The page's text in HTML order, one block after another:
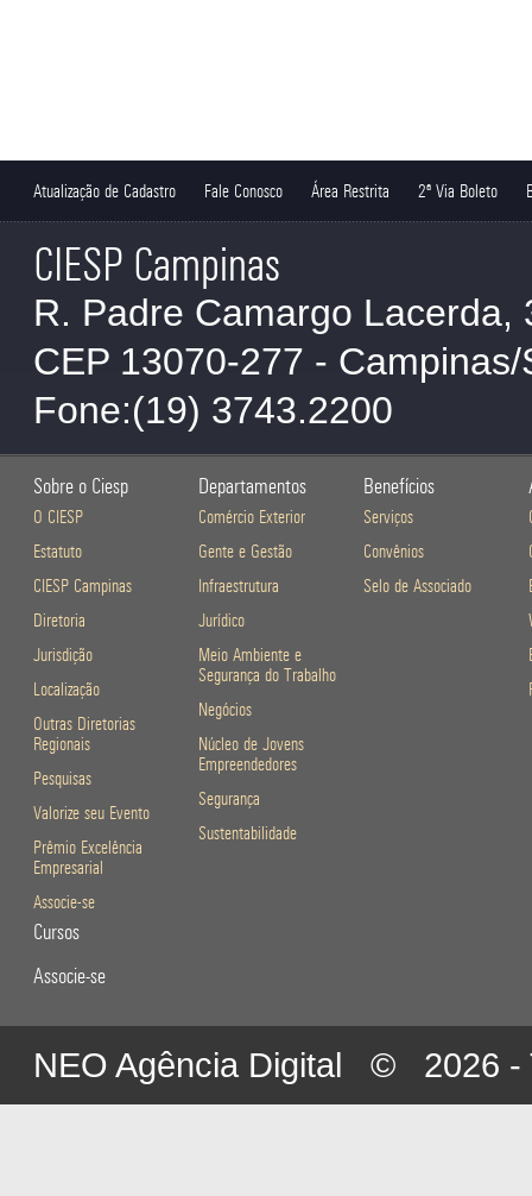
Atualização de Cadastro Fale Conosco Área Restrita 2ª Via Boleto
CIESP Campinas
R. Padre Camargo Lacerda,
CEP 13070-277 - Campinas/
Fone:(19) 3743.2200
Sobre o Ciesp
O CIESP
Estatuto
CIESP Campinas
Diretoria
Jurisdição
Localização
Outras Diretorias
Regionais
Pesquisas
Valorize seu Evento
Prêmio Excelência
Empresarial
Associe-se
Departamentos
Comércio Exterior
Gente e Gestão
Infraestrutura
Jurídico
Meio Ambiente e
Segurança do Trabalho
Negócios
Núcleo de Jovens
Empreendedores
Segurança
Sustentabilidade
Benefícios
Serviços
Convênios
Selo de Associado
Cursos
Associe-se
NEO Agência Digital © 2026 -